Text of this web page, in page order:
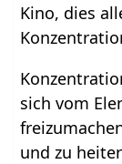
Kino, dies
sich vom
und zu